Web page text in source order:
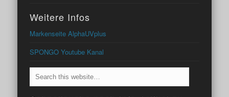
Weitere Infos
Markenseite AlphaUVplus
SPONGO Youtube Kanal